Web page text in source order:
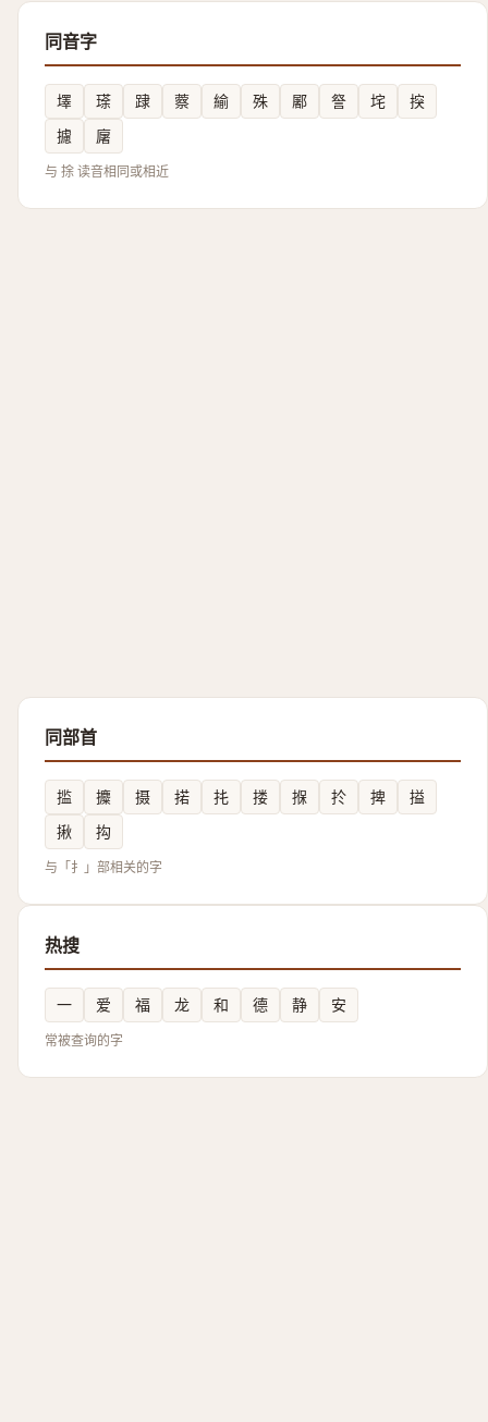
同音字
墿 瑹 䠈 䕓 緰 殊 䣝 詧 垞
揬
攄
廜
与 捈 读音相同或相近
同部首
㨫 攗 摄 掿 扥 搂 㨐 扵 捭
搤
揪
抅
与「扌」部相关的字
热搜
一 爱 福 龙 和 德 静 安
常被查询的字